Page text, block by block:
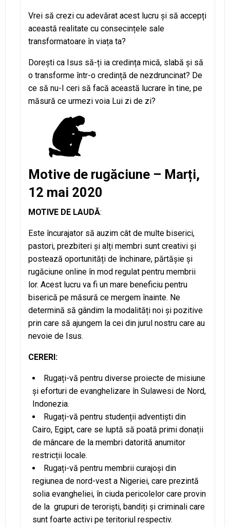
Vrei să crezi cu adevărat acest lucru și să accepți
această realitate cu consecințele sale
transformatoare în viața ta?
Dorești ca Isus să-ți ia credința mică, slabă și să
o transforme într-o credință de nezdruncinat? De
ce să nu-I ceri să facă această lucrare în tine, pe
măsură ce urmezi voia Lui zi de zi?
Motive de rugăciune – Marți,
12 mai 2020
MOTIVE DE LAUDĂ:
Este încurajator să auzim cât de multe biserici,
pastori, prezbiteri și alți membri sunt creativi și
postează oportunități de închinare, părtășie și
rugăciune online în mod regulat pentru membrii
lor. Acest lucru va fi un mare beneficiu pentru
biserică pe măsură ce mergem înainte. Ne
determină să gândim la modalități noi și pozitive
prin care să ajungem la cei din jurul nostru care au
nevoie de Isus.
CERERI:
Rugați-vă pentru diverse proiecte de misiune
și eforturi de evanghelizare în Sulawesi de Nord,
Indonezia.
Rugați-vă pentru studenții adventiști din
Cairo, Egipt, care se luptă să poată primi donații
de mâncare de la membri datorită anumitor
restricții locale.
Rugați-vă pentru membrii curajoși din
regiunea de nord-vest a Nigeriei, care prezintă
solia evangheliei, în ciuda pericolelor care provin
de la grupuri de teroriști, bandiți și criminali care
sunt foarte activi pe teritoriul respectiv.